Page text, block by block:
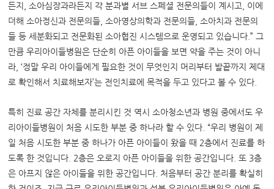
든지, 소아심장과라든지 각 분과별 서브 스페셜 전문의들이 계시고, 이에
더해 소아정신과 전문의들, 소아영상의학과 전문의들, 소아치과 전문의
들 등 세분화되고 전문화된 소아협진 시스템으로 운영되고 있습니다.” 그
만큼 우리아이들병원은 단순히 아픈 아이들을 보면 약을 주는 것이 아니
라, ‘정말 우리 아이들에게 필요한 것이 무엇인지 머리부터 발끝까지 제대
로 확인해서 치료해보자’는 전인치료에 목적을 두고 있다고 볼 수 있다.
특히 진료 공간 자체를 분리시킨 것 역시 소아청소년과 병원 중에서도 우
리아이들병원이 처음 시도한 부분 중 하나라 할 수 있다. “우리 병원이 제
일 처음 시도한 부분 중 하나가 아픈 아이들이 왔을 때 2층에서 진료를 하
도록 한 것입니다. 2층은 오로지 아픈 아이들을 위한 공간입니다. 또 3층
은 아프지 않은 아이들을 위한 공간입니다. 처음부터 공간 분리를 확실히